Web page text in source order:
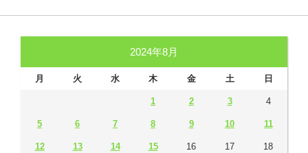
2024年8月
月 火 水 木 金 土 日
1 2 3 4
5 6 7 8 9 10 11
12 13 14 15 16 17 18